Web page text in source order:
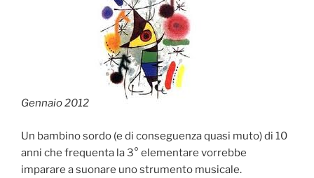
Gennaio 2012
Un bambino sordo (e di conseguenza quasi muto) di 10
anni che frequenta la 3° elementare vorrebbe
imparare a suonare uno strumento musicale.